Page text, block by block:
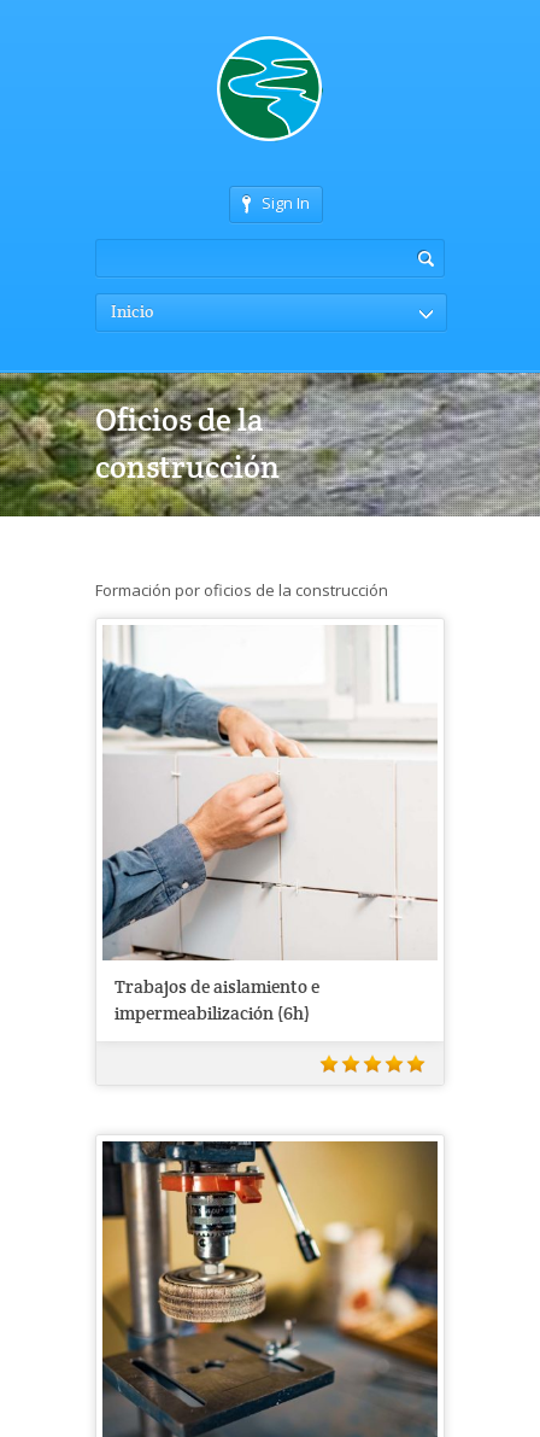
Sign In
Inicio
Oficios de la
construcción
Formación por oficios de la construcción
Trabajos de aislamiento e
impermeabilización (6h)